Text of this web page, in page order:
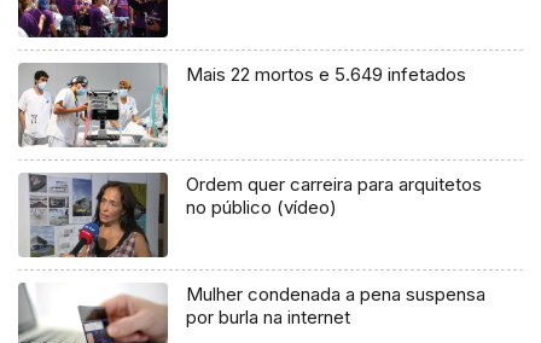
Mais 22 mortos e 5.649 infetados
Ordem quer carreira para arquitetos
no público (vídeo)
Mulher condenada a pena suspensa
por burla na internet